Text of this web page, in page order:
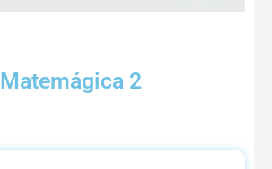
Matemágica 2